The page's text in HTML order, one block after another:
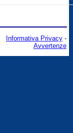
Informativa Privacy -
Avvertenze